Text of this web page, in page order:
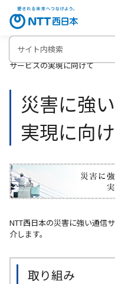
ホーム NTT西日本の災害
サービスの実現に向けて
災害に強
実現に向
NTT西日本の災害に強い通信
介します。
取り組み